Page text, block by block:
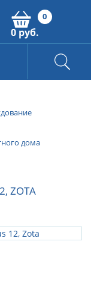
0
0 руб.
дома
ZOTA